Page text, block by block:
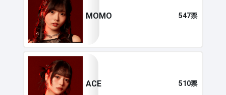
MOMO 547票
ACE 510票